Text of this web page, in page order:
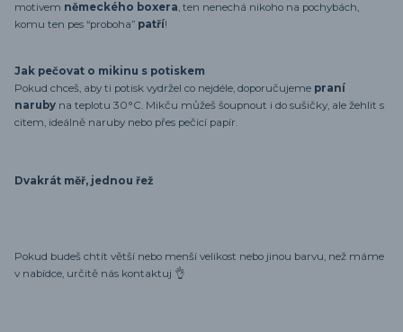
motivem německého boxera, ten nenechá nikoho na pochybách,
komu ten pes “proboha” patří!
Jak pečovat o mikinu s potiskem
Pokud chceš, aby ti potisk vydržel co nejdéle, doporučujeme praní
naruby na teplotu 30°C. Mikču můžeš šoupnout i do sušičky, ale žehlit s
citem, ideálně naruby nebo přes pečicí papír.
Dvakrát měř, jednou řež
Pokud budeš chtít větší nebo menší velikost nebo jinou barvu, než máme
v nabídce, určitě nás kontaktuj 👌